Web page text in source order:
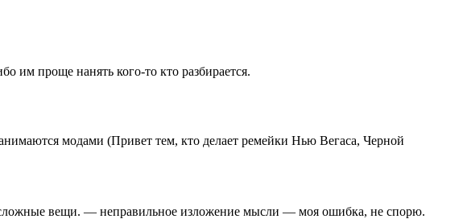
им проще нанять кого-то кто разбирается.
модами (Привет тем, кто делает ремейки Нью Вегаса, Черной
сложные вещи. — неправильное изложение мысли — моя ошибка, не спорю.